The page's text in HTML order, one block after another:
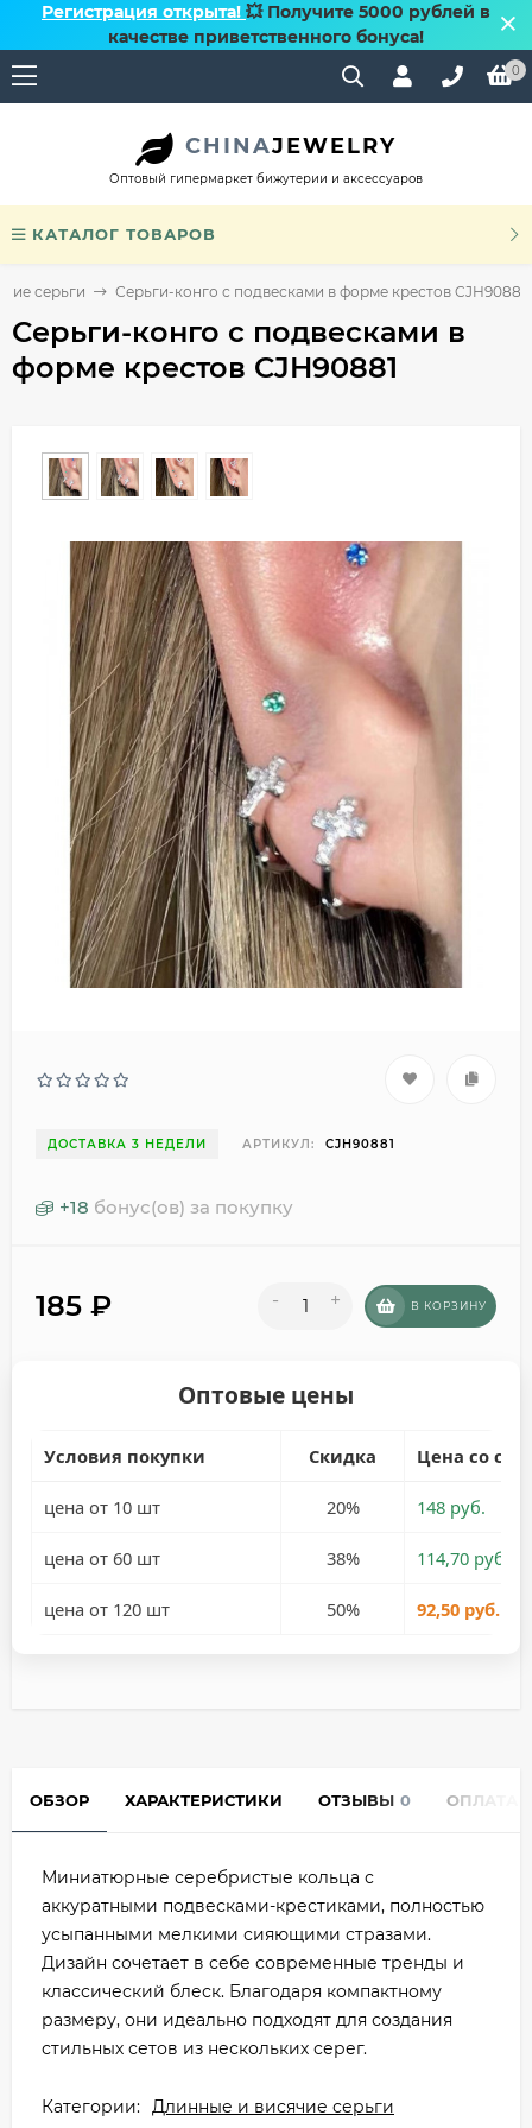
Регистрация открыта! 💥 Получите 5000 рублей в
качестве приветственного бонуса!
0
CHINAJEWELRY
Оптовый гипермаркет бижутерии и аксессуаров
КАТАЛОГ ТОВАРОВ
серьги Серьги-конго с подвесками в форме крестов CJH90881
Серьги-конго с подвесками в
форме крестов CJH90881
ДОСТАВКА 3 НЕДЕЛИ АРТИКУЛ: CJH90881
+18 бонус(ов) за покупку
185 ₽ - + В КОРЗИНУ
Оптовые цены
Условия покупки Скидка Цена со
цена от 10 шт 20% 148 руб.
цена от 60 шт 38% 114,70 руб.
цена от 120 шт 50% 92,50 руб.
ОБЗОР ХАРАКТЕРИСТИКИ ОТЗЫВЫ 0 ОПЛАТА
Миниатюрные серебристые кольца с
аккуратными подвесками-крестиками, полностью
усыпанными мелкими сияющими стразами.
Дизайн сочетает в себе современные тренды и
классический блеск. Благодаря компактному
размеру, они идеально подходят для создания
стильных сетов из нескольких серег.
Категории: Длинные и висячие серьги